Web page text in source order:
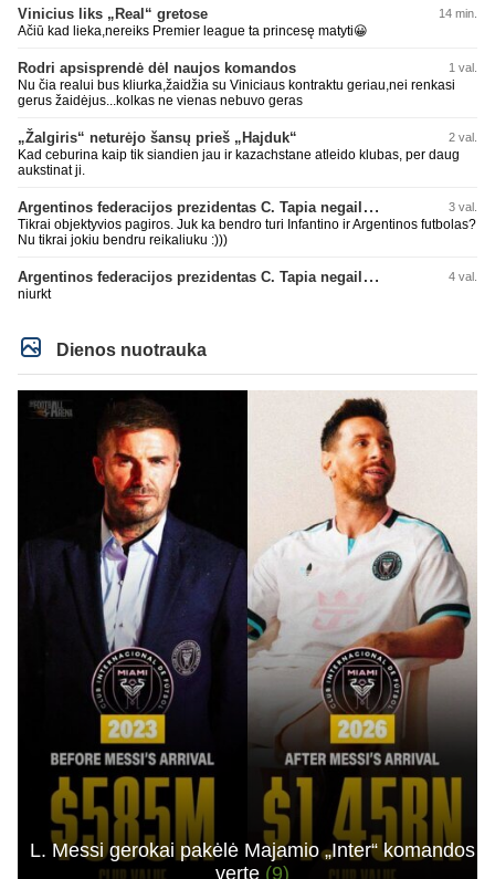
Vinicius liks „Real“ gretose 14 min.
Ačiū kad lieka,nereiks Premier league ta princesę matyti😀
Rodri apsisprendė dėl naujos komandos 1 val.
Nu čia realui bus kliurka,žaidžia su Viniciaus kontraktu geriau,nei renkasi
gerus žaidėjus...kolkas ne vienas nebuvo geras
„Žalgiris“ neturėjo šansų prieš „Hajduk“ 2 val.
Kad ceburina kaip tik siandien jau ir kazachstane atleido klubas, per daug
aukstinat ji.
Argentinos federacijos prezidentas C. Tapia negailėjo pagyrų G. Infantino 3 val.
Tikrai objektyvios pagiros. Juk ka bendro turi Infantino ir Argentinos futbolas?
Nu tikrai jokiu bendru reikaliuku :)))
Argentinos federacijos prezidentas C. Tapia negailėjo pagyrų G. Infantino 4 val.
niurkt
Dienos nuotrauka
L. Messi gerokai pakėlė Majamio „Inter“ komandos
vertę (9)